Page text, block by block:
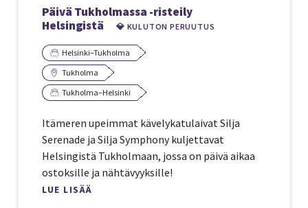
Päivä Tukholmassa -risteily
Helsingistä
💎 KULUTON PERUUTUS
Helsinki–Tukholma
Tukholma
Tukholma–Helsinki
Itämeren upeimmat kävelykatulaivat Silja
Serenade ja Silja Symphony kuljettavat
Helsingistä Tukholmaan, jossa on päivä aikaa
ostoksille ja nähtävyyksille!
LUE LISÄÄ